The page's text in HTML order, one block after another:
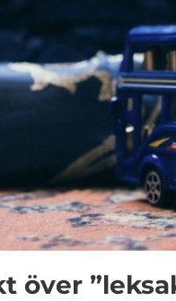
över